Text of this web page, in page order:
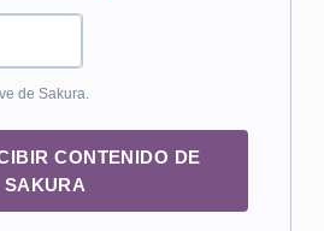
de Sakura.
CONTENIDO DE
SAKURA